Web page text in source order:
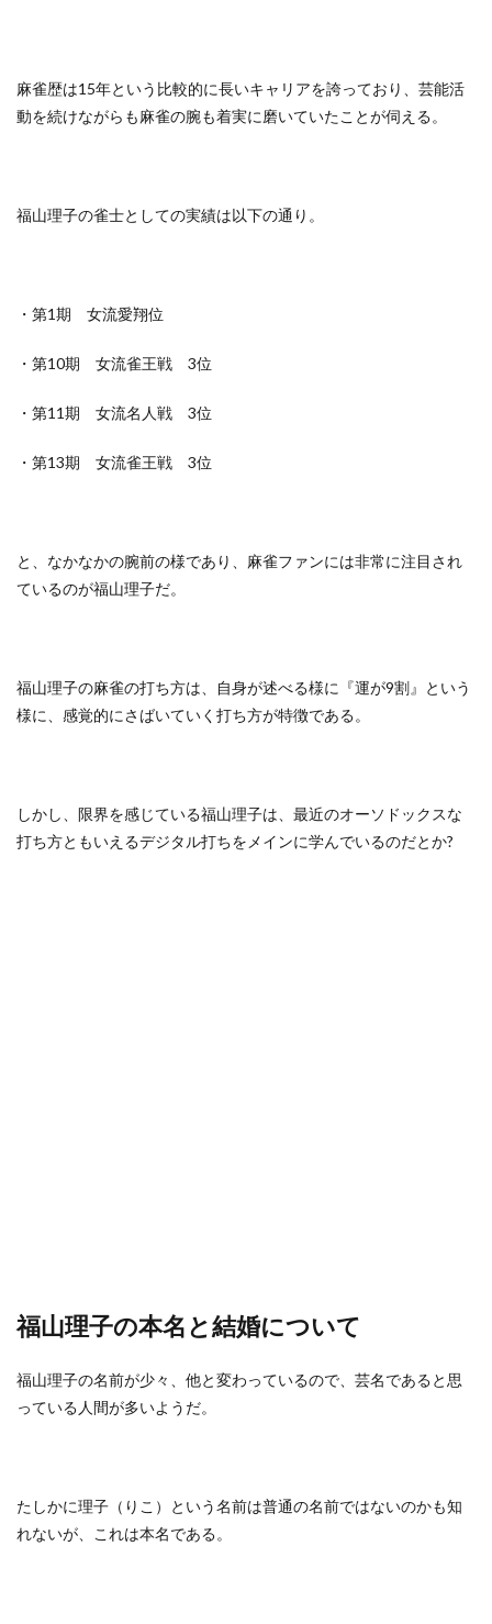
麻雀歴は15年という比較的に長いキャリアを誇っており、芸能活
動を続けながらも麻雀の腕も着実に磨いていたことが伺える。
福山理子の雀士としての実績は以下の通り。
・第1期 女流愛翔位
・第10期 女流雀王戦 3位
・第11期 女流名人戦 3位
・第13期 女流雀王戦 3位
と、なかなかの腕前の様であり、麻雀ファンには非常に注目され
ているのが福山理子だ。
福山理子の麻雀の打ち方は、自身が述べる様に『運が9割』という
様に、感覚的にさばいていく打ち方が特徴である。
しかし、限界を感じている福山理子は、最近のオーソドックスな
打ち方ともいえるデジタル打ちをメインに学んでいるのだとか?
福山理子の本名と結婚について
福山理子の名前が少々、他と変わっているので、芸名であると思
っている人間が多いようだ。
たしかに理子（りこ）という名前は普通の名前ではないのかも知
れないが、これは本名である。